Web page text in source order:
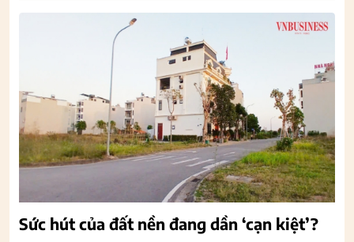
Sức hút của đất nền đang dần ‘cạn kiệt’?